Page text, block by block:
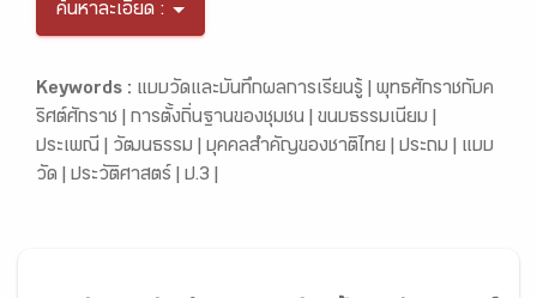
ค้นหาละเอียด :
Keywords : แบบวัดและบันทึกผลการเรียนรู้ | พุทธศักราชกับค
ริศต์ศักราช | การตั้งถิ่นฐานของชุมชน | ขนบธรรมเนียม |
ประเพณี | วัฒนธรรม | บุคคลสำคัญของชาติไทย | ประถม | แบบ
วัด | ประวัติศาสตร์ | ป.3 |